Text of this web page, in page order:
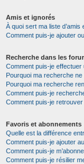
Amis et ignorés
À quoi sert ma liste d’amis
Comment puis-je ajouter
Recherche dans les
Comment puis-je
Pourquoi ma recherche
Pourquoi ma recherche
Comment puis-je
Comment puis-je
Favoris et abonnements
Quelle est la différence
Comment puis-je ajouter
Comment puis-je
Comment puis-je résilier